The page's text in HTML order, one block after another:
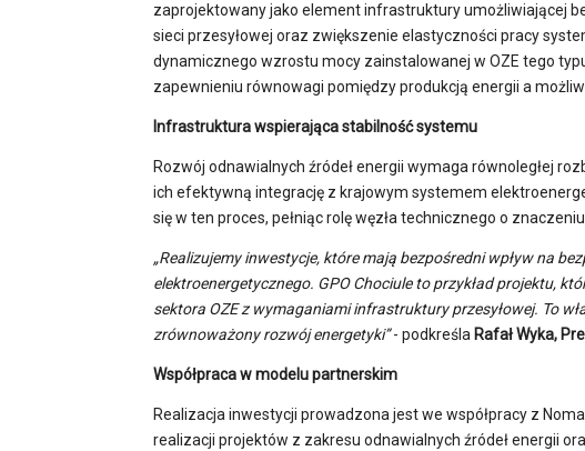
zaprojektowany jako element infrastruktury umożliwiającej
sieci przesyłowej oraz zwiększenie elastyczności pracy
dynamicznego wzrostu mocy zainstalowanej w OZE tego
zapewnieniu równowagi pomiędzy produkcją energii a
Infrastruktura wspierająca stabilność systemu
Rozwój odnawialnych źródeł energii wymaga równoległej
ich efektywną integrację z krajowym systemem
się w ten proces, pełniąc rolę węzła technicznego o
„Realizujemy inwestycje, które mają bezpośredni wpływ na
elektroenergetycznego. GPO Chociule to przykład projektu,
sektora OZE z wymaganiami infrastruktury przesyłowej. To
zrównoważony rozwój energetyki”- podkreśla Rafał Wyka,
Współpraca w modelu partnerskim
Realizacja inwestycji prowadzona jest we współpracy z
realizacji projektów z zakresu odnawialnych źródeł energii